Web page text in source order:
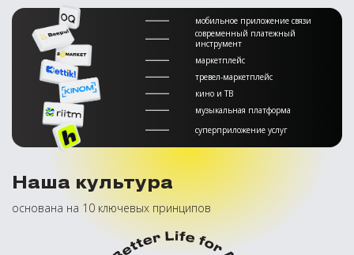
мобильное приложение связи
современный платежный
инструмент
маркетплейс
тревел-маркетплейс
кино и ТВ
музыкальная платформа
суперприложение услуг
Наша культура
основана на 10 ключевых принципов